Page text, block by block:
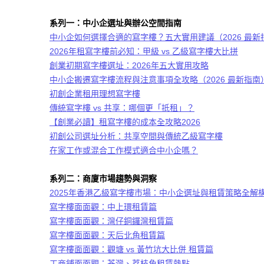
系列一：中小企選址與辦公空間指南
中小企如何選擇合適的寫字樓？五大實用建議（2026 最新
2026年租寫字樓前必知：甲級 vs 乙級寫字樓大比拼
創業初期寫字樓選址：2026年五大實用攻略
中小企搬遷寫字樓流程與注意事項全攻略（2026 最新指南）
初創企業租用理想寫字樓
傳統寫字樓 vs 共享：哪個更「抵租」？
【創業必讀】租寫字樓的成本全攻略2026
初創公司選址分析：共享空間與傳統乙級寫字樓
在家工作或混合工作模式適合中小企嗎？
系列二：商廈市場趨勢與洞察
2025年香港乙級寫字樓市場：中小企選址與租賃策略全解
寫字樓面面觀：中上環租賃篇
寫字樓面面觀：灣仔銅鑼灣租賃篇
寫字樓面面觀：天后北角租賃篇
寫字樓面面觀：觀塘 vs 黃竹坑大比併 租賃篇